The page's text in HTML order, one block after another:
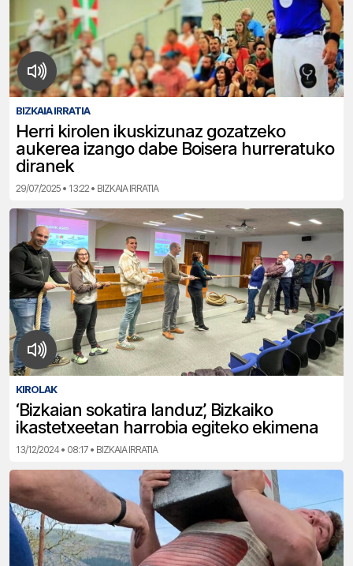
BIZKAIA IRRATIA
Herri kirolen ikuskizunaz gozatzeko
aukerea izango dabe Boisera hurreratuko
diranek
29/07/2025 • 13:22 • BIZKAIA IRRATIA
KIROLAK
‘Bizkaian sokatira landuz’, Bizkaiko
ikastetxeetan harrobia egiteko ekimena
13/12/2024 • 08:17 • BIZKAIA IRRATIA